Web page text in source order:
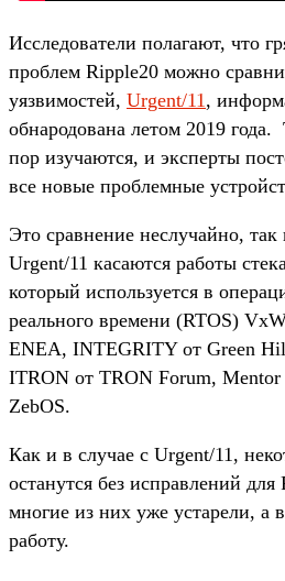
Исследователи полагают, что
проблем Ripple20 можно
уязвимостей, Urgent/11 ,
обнародована летом 2019
пор изучаются, и эксперты
все новые проблемные
Это сравнение неслучайно, так
Urgent/11 касаются работы
который используется в
реального времени (RTOS)
ENEA, INTEGRITY от Green
ITRON от TRON Forum, Mentor
ZebOS.
Как и в случае с Urgent/11,
останутся без исправлений
многие из них уже устарели, а
работу.